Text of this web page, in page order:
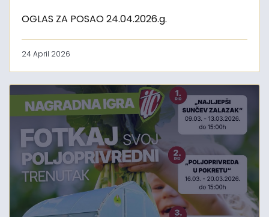
OGLAS ZA POSAO 24.04.2026.g.
24 April 2026